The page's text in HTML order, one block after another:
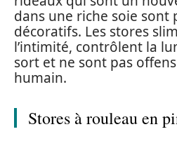
dans une riche soie sont
décoratifs. Les stores
l’intimité, contrôlent la
sort et ne sont pas
humain.
Stores à rouleau en